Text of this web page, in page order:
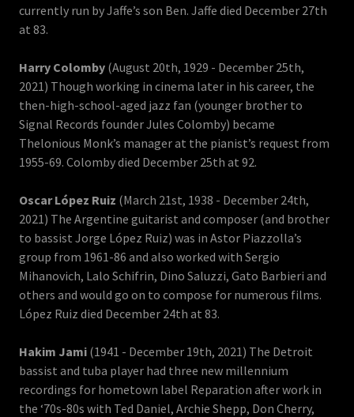
currently run by Jaffe’s son Ben. Jaffe died December 27th
at 83.
Harry Colomby (August 20th, 1929 - December 25th,
2021) Though working in cinema later in his career, the
then-high-school-aged jazz fan (younger brother to
Signal Records founder Jules Colomby) became
Thelonious Monk’s manager at the pianist’s request from
1955-69. Colomby died December 25th at 92.
Oscar López Ruiz (March 21st, 1938 - December 24th,
2021) The Argentine guitarist and composer (and brother
to bassist Jorge López Ruiz) was in Astor Piazzolla’s
group from 1961-86 and also worked with Sergio
Mihanovich, Lalo Schifrin, Dino Saluzzi, Gato Barbieri and
others and would go on to compose for numerous films.
López Ruiz died December 24th at 83.
Hakim Jami (1941 - December 19th, 2021) The Detroit
bassist and tuba player had three new millennium
recordings for hometown label Reparation after work in
the ‘70s-80s with Ted Daniel, Archie Shepp, Don Cherry,